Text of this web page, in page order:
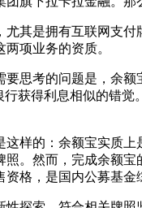
是拥有互联网支付
项业务的资质。
考的问题是，余额
获得利息相似的错
的：余额宝实质上
。然而，完成余额
格，是国内公募基金